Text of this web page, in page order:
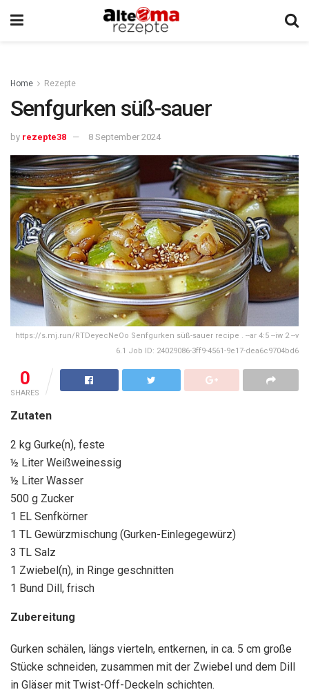
Home Rezepte
Senfgurken süß-sauer
by rezepte38 8 September 2024
https://s.mj.run/RTDeyecNeOo Senfgurken süß-sauer recipe . --ar 4:5 --iw 2 --v
6.1 Job ID: 24029086-3ff9-4561-9e17-dea6c9704bd6
0
SHARES
Zutaten
2 kg Gurke(n), feste
½ Liter Weißweinessig
½ Liter Wasser
500 g Zucker
1 EL Senfkörner
1 TL Gewürzmischung (Gurken-Einlegegewürz)
3 TL Salz
1 Zwiebel(n), in Ringe geschnitten
1 Bund Dill, frisch
Zubereitung
Gurken schälen, längs vierteln, entkernen, in ca. 5 cm große
Stücke schneiden, zusammen mit der Zwiebel und dem Dill
in Gläser mit Twist-Off-Deckeln schichten.